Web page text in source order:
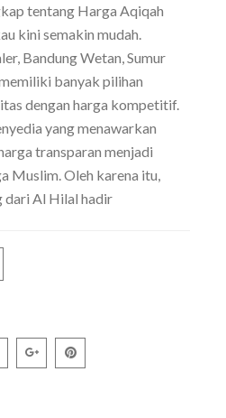
tentang Harga Aqiqah
kini semakin mudah.
Bandung Wetan, Sumur
banyak pilihan
dengan harga kompetitif.
yang menawarkan
transparan menjadi
Muslim. Oleh karena itu,
dari Al Hilal hadir